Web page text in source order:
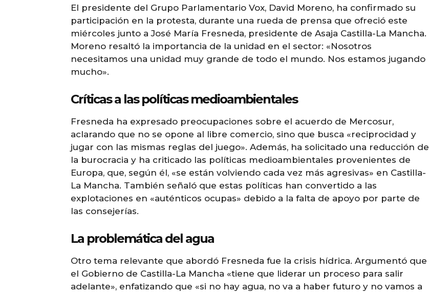
El presidente del Grupo Parlamentario Vox, David Moreno, ha confirmado su
participación en la protesta, durante una rueda de prensa que ofreció este
miércoles junto a José María Fresneda, presidente de Asaja Castilla-La Mancha.
Moreno resaltó la importancia de la unidad en el sector: «Nosotros
necesitamos una unidad muy grande de todo el mundo. Nos estamos jugando
mucho».
Críticas a las políticas medioambientales
Fresneda ha expresado preocupaciones sobre el acuerdo de Mercosur,
aclarando que no se opone al libre comercio, sino que busca «reciprocidad y
jugar con las mismas reglas del juego». Además, ha solicitado una reducción de
la burocracia y ha criticado las políticas medioambientales provenientes de
Europa, que, según él, «se están volviendo cada vez más agresivas» en Castilla-
La Mancha. También señaló que estas políticas han convertido a las
explotaciones en «auténticos ocupas» debido a la falta de apoyo por parte de
las consejerías.
La problemática del agua
Otro tema relevante que abordó Fresneda fue la crisis hídrica. Argumentó que
el Gobierno de Castilla-La Mancha «tiene que liderar un proceso para salir
adelante», enfatizando que «si no hay agua, no va a haber futuro y no vamos a